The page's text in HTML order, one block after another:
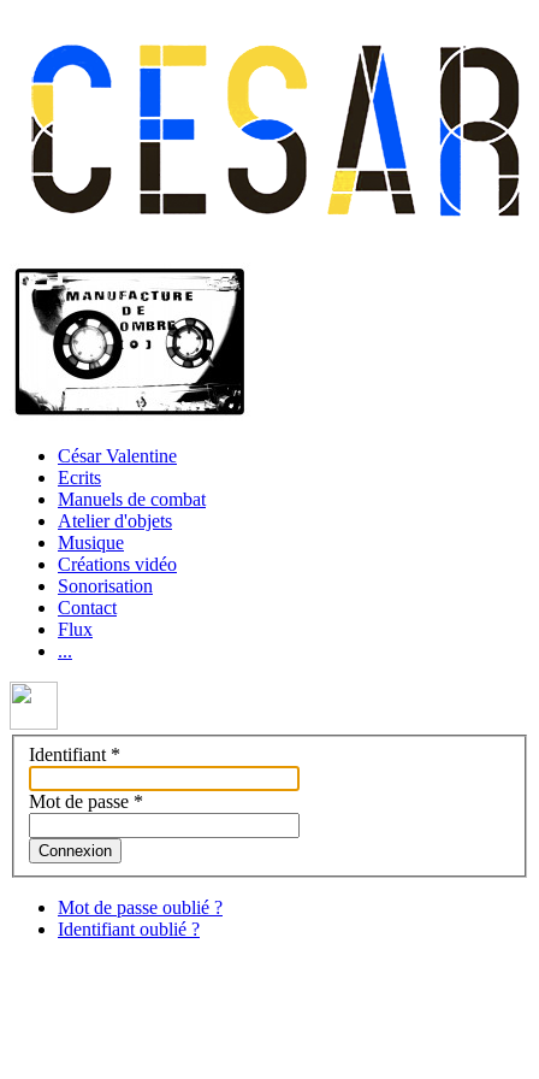
César Valentine
Ecrits
Manuels de combat
Atelier d'objets
Musique
Créations vidéo
Sonorisation
Contact
Flux
...
Identifiant *
Mot de passe *
Connexion
Mot de passe oublié ?
Identifiant oublié ?